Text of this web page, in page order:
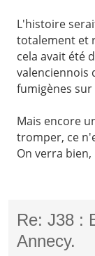
L'histoire
totalement et
cela avait été
valenciennois
fumigènes
Mais encore
tromper, ce
On verra
Re: J38 :
Annecy.